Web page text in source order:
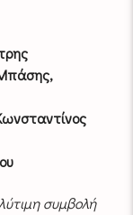
συμβολή